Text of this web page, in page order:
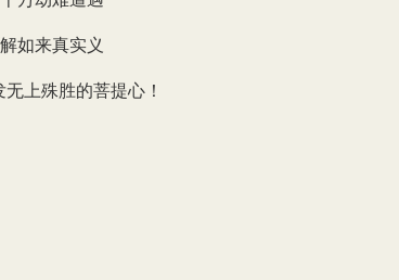
如来真实义
上殊胜的菩提心！